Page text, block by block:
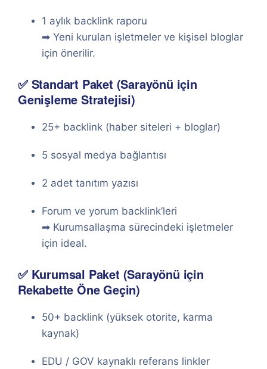
1 aylık backlink raporu
➡ Yeni kurulan işletmeler ve kişisel bloglar
için önerilir.
✅ Standart Paket (Sarayönü için
Genişleme Stratejisi)
25+ backlink (haber siteleri + bloglar)
5 sosyal medya bağlantısı
2 adet tanıtım yazısı
Forum ve yorum backlink’leri
➡ Kurumsallaşma sürecindeki işletmeler
için ideal.
✅ Kurumsal Paket (Sarayönü için
Rekabette Öne Geçin)
50+ backlink (yüksek otorite, karma
kaynak)
EDU / GOV kaynaklı referans linkler